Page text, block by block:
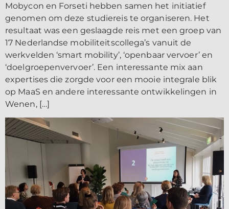
Mobycon en Forseti hebben samen het initiatief
genomen om deze studiereis te organiseren. Het
resultaat was een geslaagde reis met een groep van
17 Nederlandse mobiliteitscollega’s vanuit de
werkvelden ‘smart mobility’, ‘openbaar vervoer’ en
‘doelgroepenvervoer’. Een interessante mix aan
expertises die zorgde voor een mooie integrale blik
op MaaS en andere interessante ontwikkelingen in
Wenen, […]